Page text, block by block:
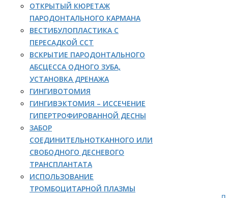
ОТКРЫТЫЙ КЮРЕТАЖ
ПАРОДОНТАЛЬНОГО КАРМАНА
ВЕСТИБУЛОПЛАСТИКА С
ПЕРЕСАДКОЙ ССТ
ВСКРЫТИЕ ПАРОДОНТАЛЬНОГО
АБСЦЕССА ОДНОГО ЗУБА,
УСТАНОВКА ДРЕНАЖА
ГИНГИВОТОМИЯ
ГИНГИВЭКТОМИЯ – ИССЕЧЕНИЕ
ГИПЕРТРОФИРОВАННОЙ ДЕСНЫ
ЗАБОР
СОЕДИНИТЕЛЬНОТКАННОГО ИЛИ
СВОБОДНОГО ДЕСНЕВОГО
ТРАНСПЛАНТАТА
ИСПОЛЬЗОВАНИЕ
ТРОМБОЦИТАРНОЙ ПЛАЗМЫ